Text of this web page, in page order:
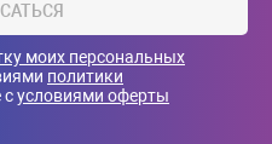
моих персональных
политики
сусловиями оферты